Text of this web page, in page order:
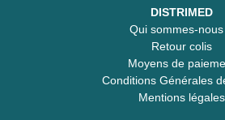
DISTRIMED
Qui sommes-
Retour colis
Moyens de
Conditions Générales
Mentions légales